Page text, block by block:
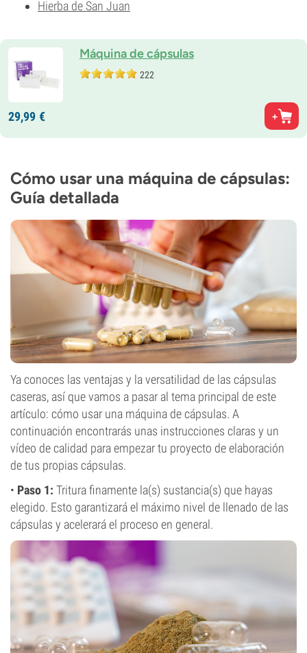
Hierba de San Juan
Máquina de cápsulas
222
29,99 €
Cómo usar una máquina de cápsulas:
Guía detallada
Ya conoces las ventajas y la versatilidad de las cápsulas
caseras, así que vamos a pasar al tema principal de este
artículo: cómo usar una máquina de cápsulas. A
continuación encontrarás unas instrucciones claras y un
vídeo de calidad para empezar tu proyecto de elaboración
de tus propias cápsulas.
• Paso 1: Tritura finamente la(s) sustancia(s) que hayas
elegido. Esto garantizará el máximo nivel de llenado de las
cápsulas y acelerará el proceso en general.